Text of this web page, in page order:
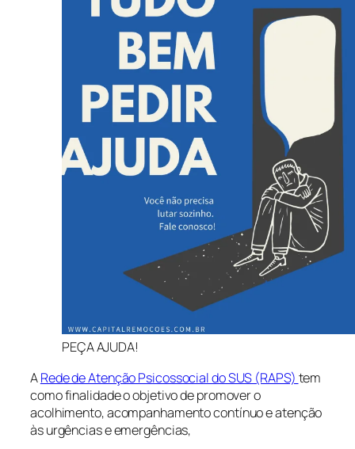
PEÇA AJUDA!
ARede de Atenção Psicossocial do SUS (RAPS) tem
como finalidade o objetivo de promover o
acolhimento, acompanhamento contínuo e atenção
às urgências e emergências,